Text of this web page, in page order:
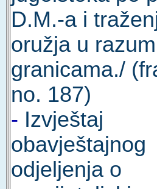
D.M.-a i
oružja u
granicama./
no. 187)
- Izvještaj
obavještajnog
odjeljenja o